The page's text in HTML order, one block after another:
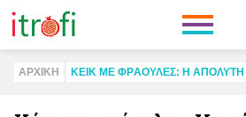
ΑΡΧΙΚΗ ΚΕΙΚ ΜΕ ΦΡAΟΥΛΕΣ: Η